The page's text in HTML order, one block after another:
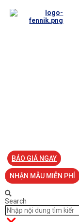
BÁO GIÁ NGAY
NHẬN MẪU MIỄN PHÍ
Search